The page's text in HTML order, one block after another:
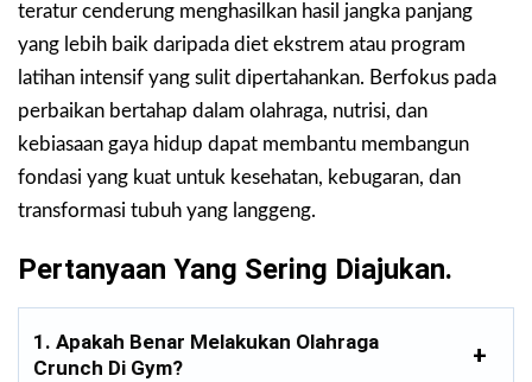
teratur cenderung menghasilkan hasil jangka panjang
yang lebih baik daripada diet ekstrem atau program
latihan intensif yang sulit dipertahankan. Berfokus pada
perbaikan bertahap dalam olahraga, nutrisi, dan
kebiasaan gaya hidup dapat membantu membangun
fondasi yang kuat untuk kesehatan, kebugaran, dan
transformasi tubuh yang langgeng.
Pertanyaan Yang Sering Diajukan.
1. Apakah Benar Melakukan Olahraga
Crunch Di Gym?